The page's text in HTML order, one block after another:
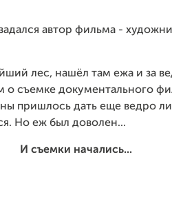
автор фильма -
лес, нашёл там ежа и за
о съемке документального
пришлось дать еще ведро
Но еж был доволен...
И съемки начались...